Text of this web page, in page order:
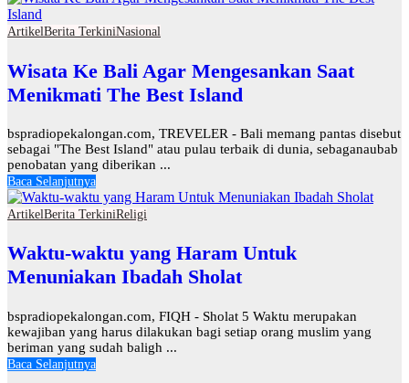
ArtikelBerita TerkiniNasional
Wisata Ke Bali Agar Mengesankan Saat
Menikmati The Best Island
bspradiopekalongan.com, TREVELER - Bali memang pantas disebut
sebagai "The Best Island" atau pulau terbaik di dunia, sebaganaubab
penobatan yang diberikan ...
Baca Selanjutnya
ArtikelBerita TerkiniReligi
Waktu-waktu yang Haram Untuk
Menuniakan Ibadah Sholat
bspradiopekalongan.com, FIQH - Sholat 5 Waktu merupakan
kewajiban yang harus dilakukan bagi setiap orang muslim yang
beriman yang sudah baligh ...
Baca Selanjutnya